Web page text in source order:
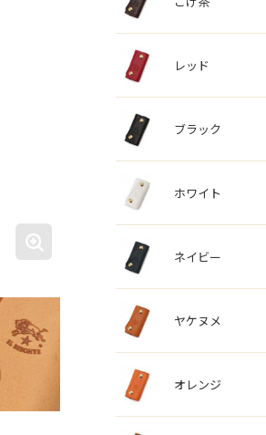
レッド
ブラック
ホワイト
ネイビー
ヤケヌメ
オレンジ